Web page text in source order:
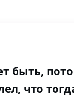
быть,
что